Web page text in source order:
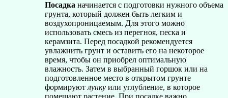
Посадка начинается с подготовки нужного объема
грунта, который должен быть легким и
воздухопроницаемым. Для этого можно
использовать смесь из перегноя, песка и
керамзита. Перед посадкой рекомендуется
увлажнить грунт и оставить его на некоторое
время, чтобы он приобрел оптимальную
влажность. Затем в выбранный горшок или на
подготовленное место в открытом грунте
формируют лунку или углубление, в которое